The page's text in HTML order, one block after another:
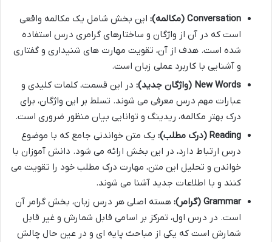
Conversation (مکالمه):
این بخش شامل یک مکالمه واقعی
است که در آن از واژگان و ساختارهای گرامری درس استفاده
شده است. هدف از آن، تقویت مهارت های شنیداری و گفتاری
و آشنایی با کاربرد عملی زبان است.
New Words (واژگان جدید):
در این قسمت، کلمات کلیدی و
عبارات مهم درس معرفی می شوند. تسلط بر این واژگان، برای
درک بهتر مکالمه، ریدینگ و توانایی بیان منظور ضروری است.
Reading (درک مطلب):
یک متن خواندنی جامع که با موضوع
درس ارتباط دارد، در این بخش ارائه می شود. دانش آموزان با
خواندن و تحلیل این متن، مهارت درک مطلب خود را تقویت می
کنند و با اطلاعات جدید آشنا می شوند.
Grammar (گرامر):
هسته اصلی هر درس زبان، بخش گرامر آن
است. در درس اول، تمرکز بر اسامی قابل شمارش و غیر قابل
شمارش است که یکی از مباحث پایه ای و در عین حال چالش